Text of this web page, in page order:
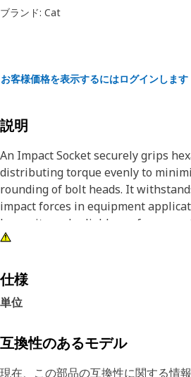
ブランド: Cat
お客様価格を表示するにはログインします
説明
An Impact Socket securely grips
distributing torque evenly to
rounding of bolt heads. It
impact forces in equipment
longevity and reliable performance
tightening and loosening bolts and
Attributes:
• 3/8" drive for compatibility with
conditions.
仕様
単位
互換性のあるモデル
現在、この部品の互換性に関する情報